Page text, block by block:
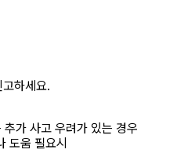
하세요.
가 사고 우려가 있는 경우
도움 필요시